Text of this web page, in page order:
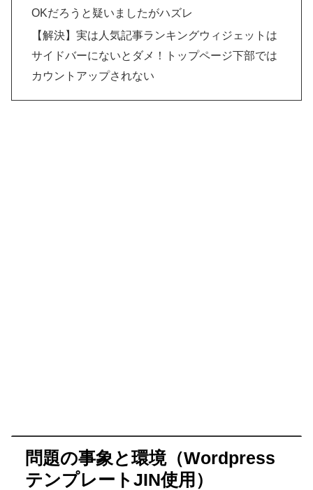
OKだろうと疑いましたがハズレ
【解決】実は人気記事ランキングウィジェットは
サイドバーにないとダメ！トップページ下部では
カウントアップされない
問題の事象と環境（Wordpress
テンプレートJIN使用）